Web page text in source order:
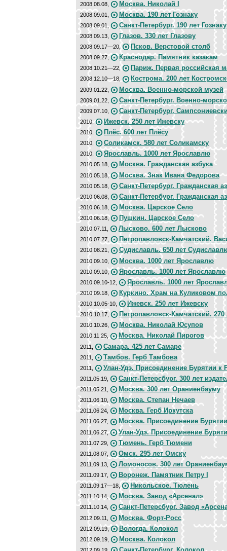
2008.08.08, Москва. Николай I
2008.09.01, Москва. 190 лет Гознаку
2008.09.01, Санкт-Петербург. 190 лет Гознаку
2008.09.13, Глазов. 330 лет Глазову
2008.09.17—20, Псков. Верстовой столб
2008.09.27, Краснодар. Памятник казакам
2008.10.21—22, Париж. Первая российская
2008.12.10—18, Кострома. 200 лет
2009.01.22, Москва. Военно-морской музей
2009.01.22, Санкт-Петербург. Военно-
2009.07.10, Санкт-Петербург.
2010, Ижевск. 250 лет Ижевску
2010, Плёс. 600 лет Плёсу
2010, Соликамск. 580 лет Соликамску
2010, Ярославль. 1000 лет Ярославлю
2010.05.18, Москва. Гражданская азбука
2010.05.18, Москва. Знак Ивана Федорова
2010.05.18, Санкт-Петербург. Гражданская
2010.06.08, Санкт-Петербург. Гражданская
2010.06.18, Москва. Царское Село
2010.06.18, Пушкин. Царское Село
2010.07.11, Лысково. 600 лет Лысково
2010.07.27, Петропавловск-Камчатский.
2010.08.21, Судиславль. 650 лет
2010.09.10, Москва. 1000 лет Ярославлю
2010.09.10, Ярославль. 1000 лет Ярославлю
2010.09.10-12, Ярославль. 1000 лет
2010.09.18, Куркино. Храм на Куликовом
2010.10.05-10, Ижевск. 250 лет Ижевску
2010.10.17, Петропавловск-Камчатский. 270
2010.10.26, Москва. Николай Юсупов
2010.11.25, Москва. Николай Пирогов
2011, Самара. 425 лет Самаре
2011, Тамбов. Герб Тамбова
2011, Улан-Удэ. Присоединение Бурятии к
2011.05.19, Санкт-Петерсбург. 300 лет
2011.05.21, Москва. 300 лет Ораниенбауму
2011.06.10, Москва. Степан Нечаев
2011.06.24, Москва. Герб Иркутска
2011.06.27, Москва. Присоединение
2011.06.27, Улан-Удэ. Присоединение
2011.07.29, Тюмень. Герб Тюмени
2011.08.07, Омск. 295 лет Омску
2011.09.13, Ломоносов. 300 лет
2011.09.17, Воронеж. Памятник Петру I
2011.09.17—18, Никольское. Тюлень
2011.10.14, Москва. Завод «Арсенал»
2011.10.14, Санкт-Петерсбург. Завод
2012.09.11, Москва. Форт-Росс
2012.09.19, Вологда. Колокол
2012.09.19, Москва. Колокол